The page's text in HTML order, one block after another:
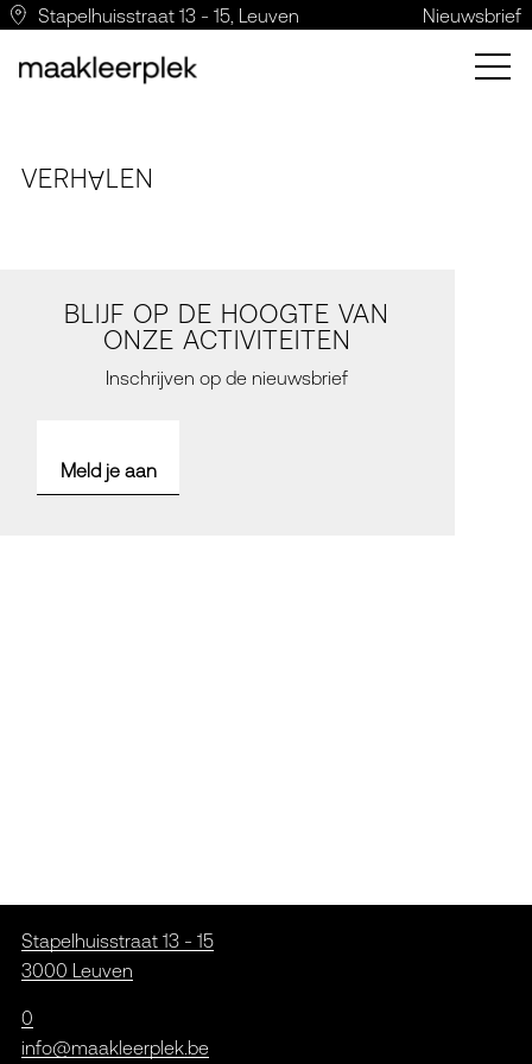
Stapelhuisstraat 13 - 15, Leuven Nieuwsbrief
VERHALEN
BLIJF OP DE HOOGTE VAN
ONZE ACTIVITEITEN
Inschrijven op de nieuwsbrief
Meld je aan
Stapelhuisstraat 13 - 15
3000 Leuven
0
info@maakleerplek.be